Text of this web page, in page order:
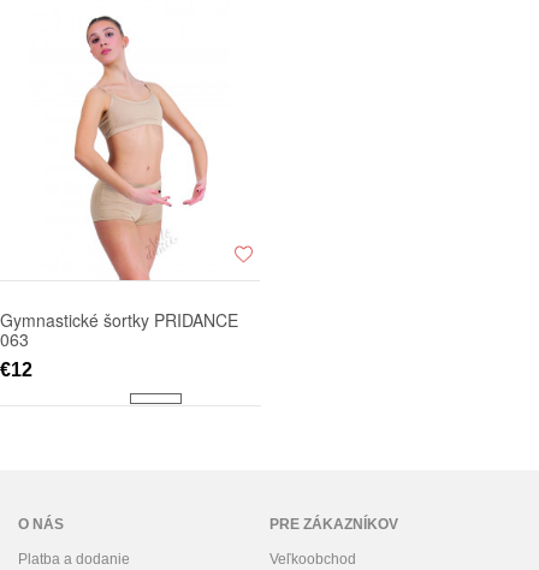
Gymnastické šortky PRIDANCE
063
€12
O NÁS
Platba a dodanie
PRE ZÁKAZNÍKOV
Veľkoobchod